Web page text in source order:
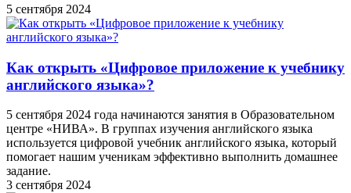
5 сентября 2024
Как открыть «Цифровое приложение к учебнику
английского языка»?
5 сентября 2024 года начинаются занятия в Образовательном
центре «НИВА». В группах изучения английского языка
используется цифровой учебник английского языка, который
помогает нашим ученикам эффективно выполнить домашнее
задание.
3 сентября 2024